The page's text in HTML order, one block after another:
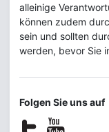
alleinige
können zudem
sein und sollten
werden, bevor Sie
Folgen Sie uns auf